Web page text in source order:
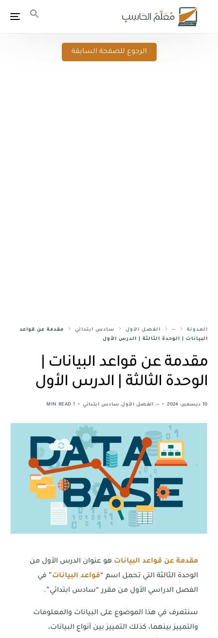
الرجوع للصفحة السابقة
المدونة -- الفصل الأول سادس ابتدائي
مقدمة عن قواعد
البيانات | الوحدة الثالثة | الدرس الأول
مقدمة عن قواعد البيانات |
الوحدة الثالثة | الدرس الأول
10 ديسمبر، 2024 --
, الفصل الأول, سادس ابتدائي 1 MIN READ
مقدمة عن قواعد البيانات هو عنوان الدرس الأول من
الوحدة الثالثة التي تحمل اسم “قواعد البيانات” في
الفصل الدراسي الأول من مقرر “سادس ابتدائي”.
سنتعرف في هذا الموضوع على البيانات والمعلومات
والتمييز بينهما، كذلك التمييز بين أنواع البيانات،